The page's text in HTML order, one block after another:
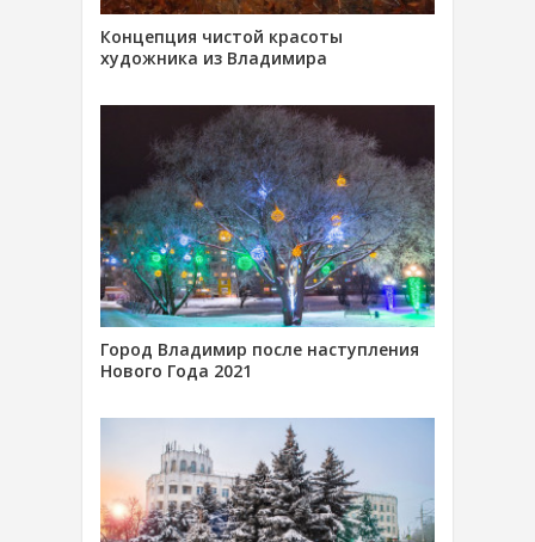
Концепция чистой красоты
художника из Владимира
Город Владимир после наступления
Нового Года 2021